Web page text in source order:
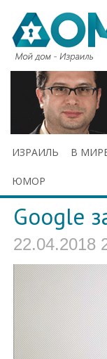
ИЗРАИЛЬ В
ЮМОР
Google
22.04.2018